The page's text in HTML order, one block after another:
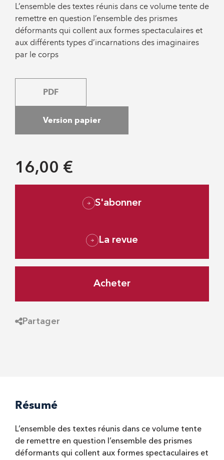
L’ensemble des textes réunis dans ce volume tente de
remettre en question l’ensemble des prismes
déformants qui collent aux formes spectaculaires et
aux différents types d’incarnations des imaginaires
par le corps
PDF
Version papier
16,00 €
S'abonner
La revue
Acheter
Partager
Résumé
L’ensemble des textes réunis dans ce volume tente
de remettre en question l’ensemble des prismes
déformants qui collent aux formes spectaculaires et